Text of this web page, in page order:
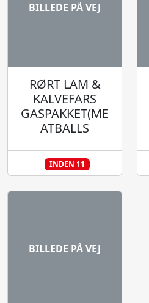
BILLEDE PÅ VEJ
RØRT LAM &
KALVEFARS
GASPAKKET(ME
ATBALLS
INDEN 11
BILLEDE PÅ VEJ